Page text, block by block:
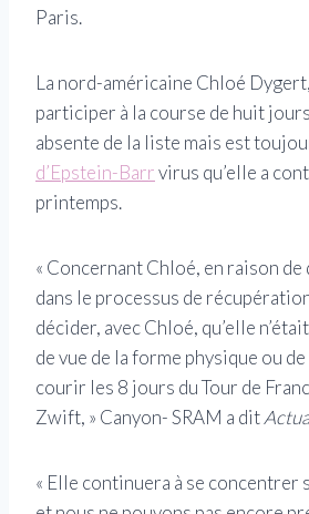
Paris.
La nord-américaine Chloé
participer à la course de huit
absente de la liste mais est
d’Epstein-Barrvirus qu’elle a
printemps.
« Concernant Chloé, en raison
dans le processus de
décider, avec Chloé, qu’elle
de vue de la forme physique ou
courir les 8 jours du Tour de
Zwift, » Canyon- SRAM a dit
« Elle continuera à se concentrer